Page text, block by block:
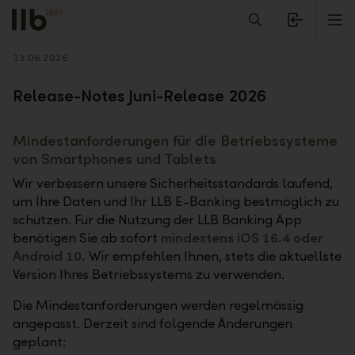
Alerts.Headline
Zurück
13.06.2026
Release-Notes Juni-Release 2026
Mindestanforderungen für die Betriebssysteme
von Smartphones und Tablets
Wir verbessern unsere Sicherheitsstandards laufend,
um Ihre Daten und Ihr LLB E-Banking bestmöglich zu
schützen. Für die Nutzung der LLB Banking App
benötigen Sie ab sofort mindestens iOS 16.4 oder
Android 10. Wir empfehlen Ihnen, stets die aktuellste
Version Ihres Betriebssystems zu verwenden.
Die Mindestanforderungen werden regelmässig
angepasst. Derzeit sind folgende Änderungen
geplant: